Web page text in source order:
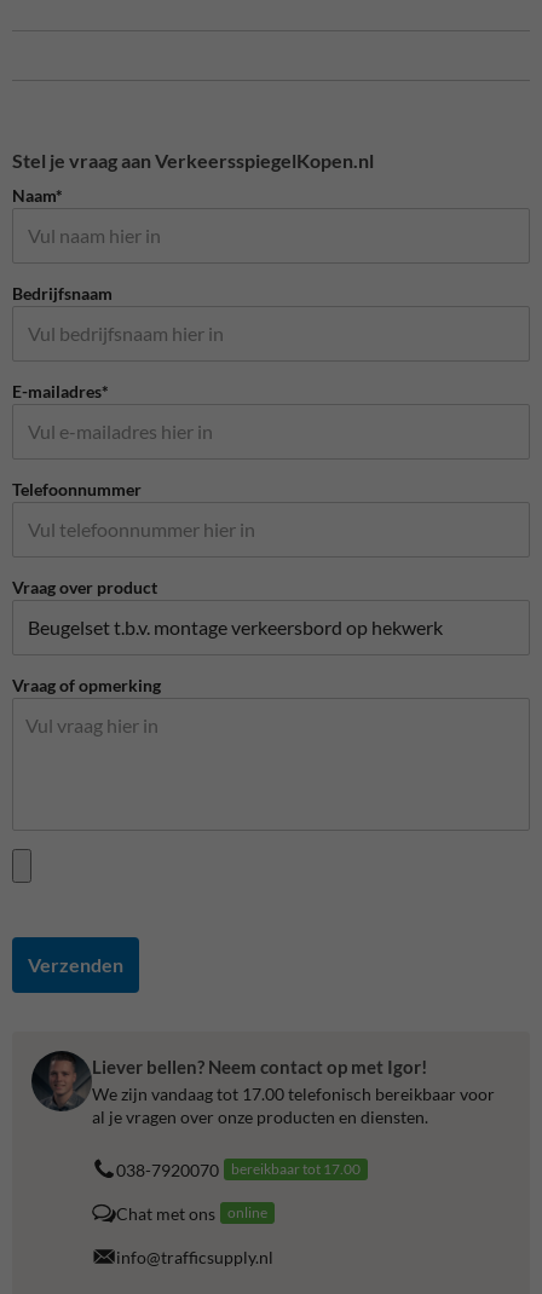
Stel je vraag aan VerkeersspiegelKopen.nl
Naam*
Bedrijfsnaam
E-mailadres*
Telefoonnummer
Vraag over product
Vraag of opmerking
Verzenden
Liever bellen? Neem contact op met Igor!
We zijn vandaag tot 17.00 telefonisch bereikbaar voor
al je vragen over onze producten en diensten.
038-7920070 bereikbaar tot 17.00
Chat met ons online
info@trafficsupply.nl